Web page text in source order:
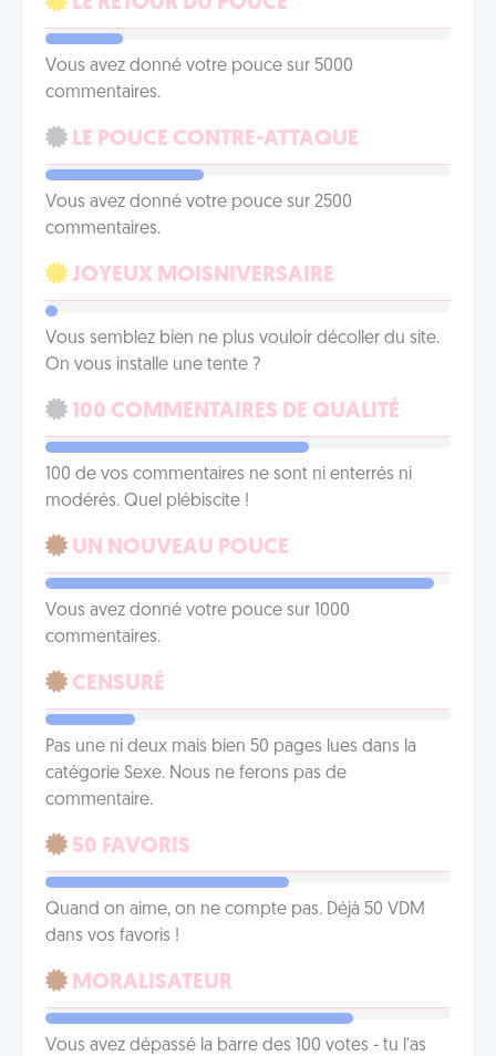
Vous avez donné votre pouce sur 5000
commentaires.
LE POUCE CONTRE-ATTAQUE
Vous avez donné votre pouce sur 2500
commentaires.
JOYEUX MOISNIVERSAIRE
Vous semblez bien ne plus vouloir décoller du site.
On vous installe une tente ?
100 COMMENTAIRES DE QUALITÉ
100 de vos commentaires ne sont ni enterrés ni
modérés. Quel plébiscite !
UN NOUVEAU POUCE
Vous avez donné votre pouce sur 1000
commentaires.
CENSURÉ
Pas une ni deux mais bien 50 pages lues dans la
catégorie Sexe. Nous ne ferons pas de
commentaire.
50 FAVORIS
Quand on aime, on ne compte pas. Déjà 50 VDM
dans vos favoris !
MORALISATEUR
Vous avez dépassé la barre des 100 votes - tu l'as